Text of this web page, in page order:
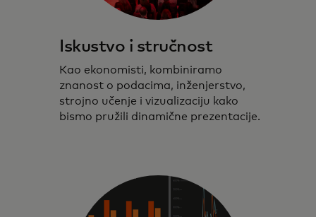
Iskustvo i stručnost
Kao ekonomisti, kombiniramo
znanost o podacima, inženjerstvo,
strojno učenje i vizualizaciju kako
bismo pružili dinamične prezentacije.